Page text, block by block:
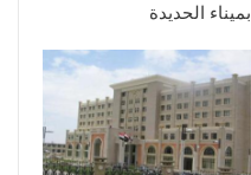
بميناء الحديدة